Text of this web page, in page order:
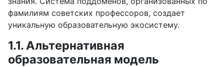
фамилиям советских профессоров, создает
уникальную образовательную экосистему.
1.1. Альтернативная
образовательная модель